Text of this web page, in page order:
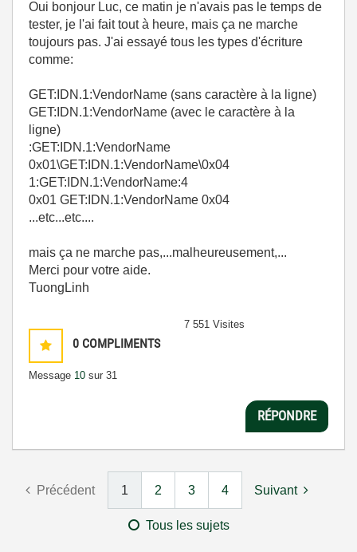
Oui bonjour Luc, ce matin je n'avais pas le temps de
tester, je l'ai fait tout à heure, mais ça ne marche
toujours pas. J'ai essayé tous les types d'écriture
comme:
GET:IDN.1:VendorName (sans caractère à la ligne)
GET:IDN.1:VendorName (avec le caractère à la
ligne)
:GET:IDN.1:VendorName
0x01\GET:IDN.1:VendorName\0x04
1:GET:IDN.1:VendorName:4
0x01 GET:IDN.1:VendorName 0x04
...etc...etc....
mais ça ne marche pas,...malheureusement,...
Merci pour votre aide.
TuongLinh
0 COMPLIMENTS
Message 10 sur 31
7 551 Visites
RÉPONDRE
Précédent 1 2 3 4 Suivant
Tous les sujets